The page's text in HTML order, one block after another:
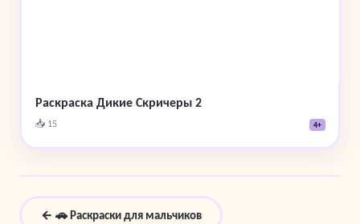
Раскраска Дикие Скричеры 2
📥 15 4+
← 🚗 Раскраски для мальчиков